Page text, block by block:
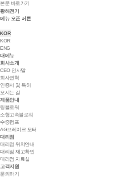
본문 바로가기
황해전기
메뉴 오픈 버튼
KOR
KOR
ENG
대메뉴
회사소개
CEO 인사말
회사연혁
인증서 및 특허
오시는 길
제품안내
링블로워
소형고속블로워
수중펌프
AG브레이크 모터
대리점
대리점 위치안내
대리점 재고확인
대리점 자료실
고객지원
문의하기